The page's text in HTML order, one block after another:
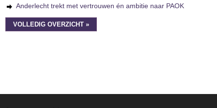
Anderlecht trekt met vertrouwen én ambitie naar PAOK
VOLLEDIG OVERZICHT »